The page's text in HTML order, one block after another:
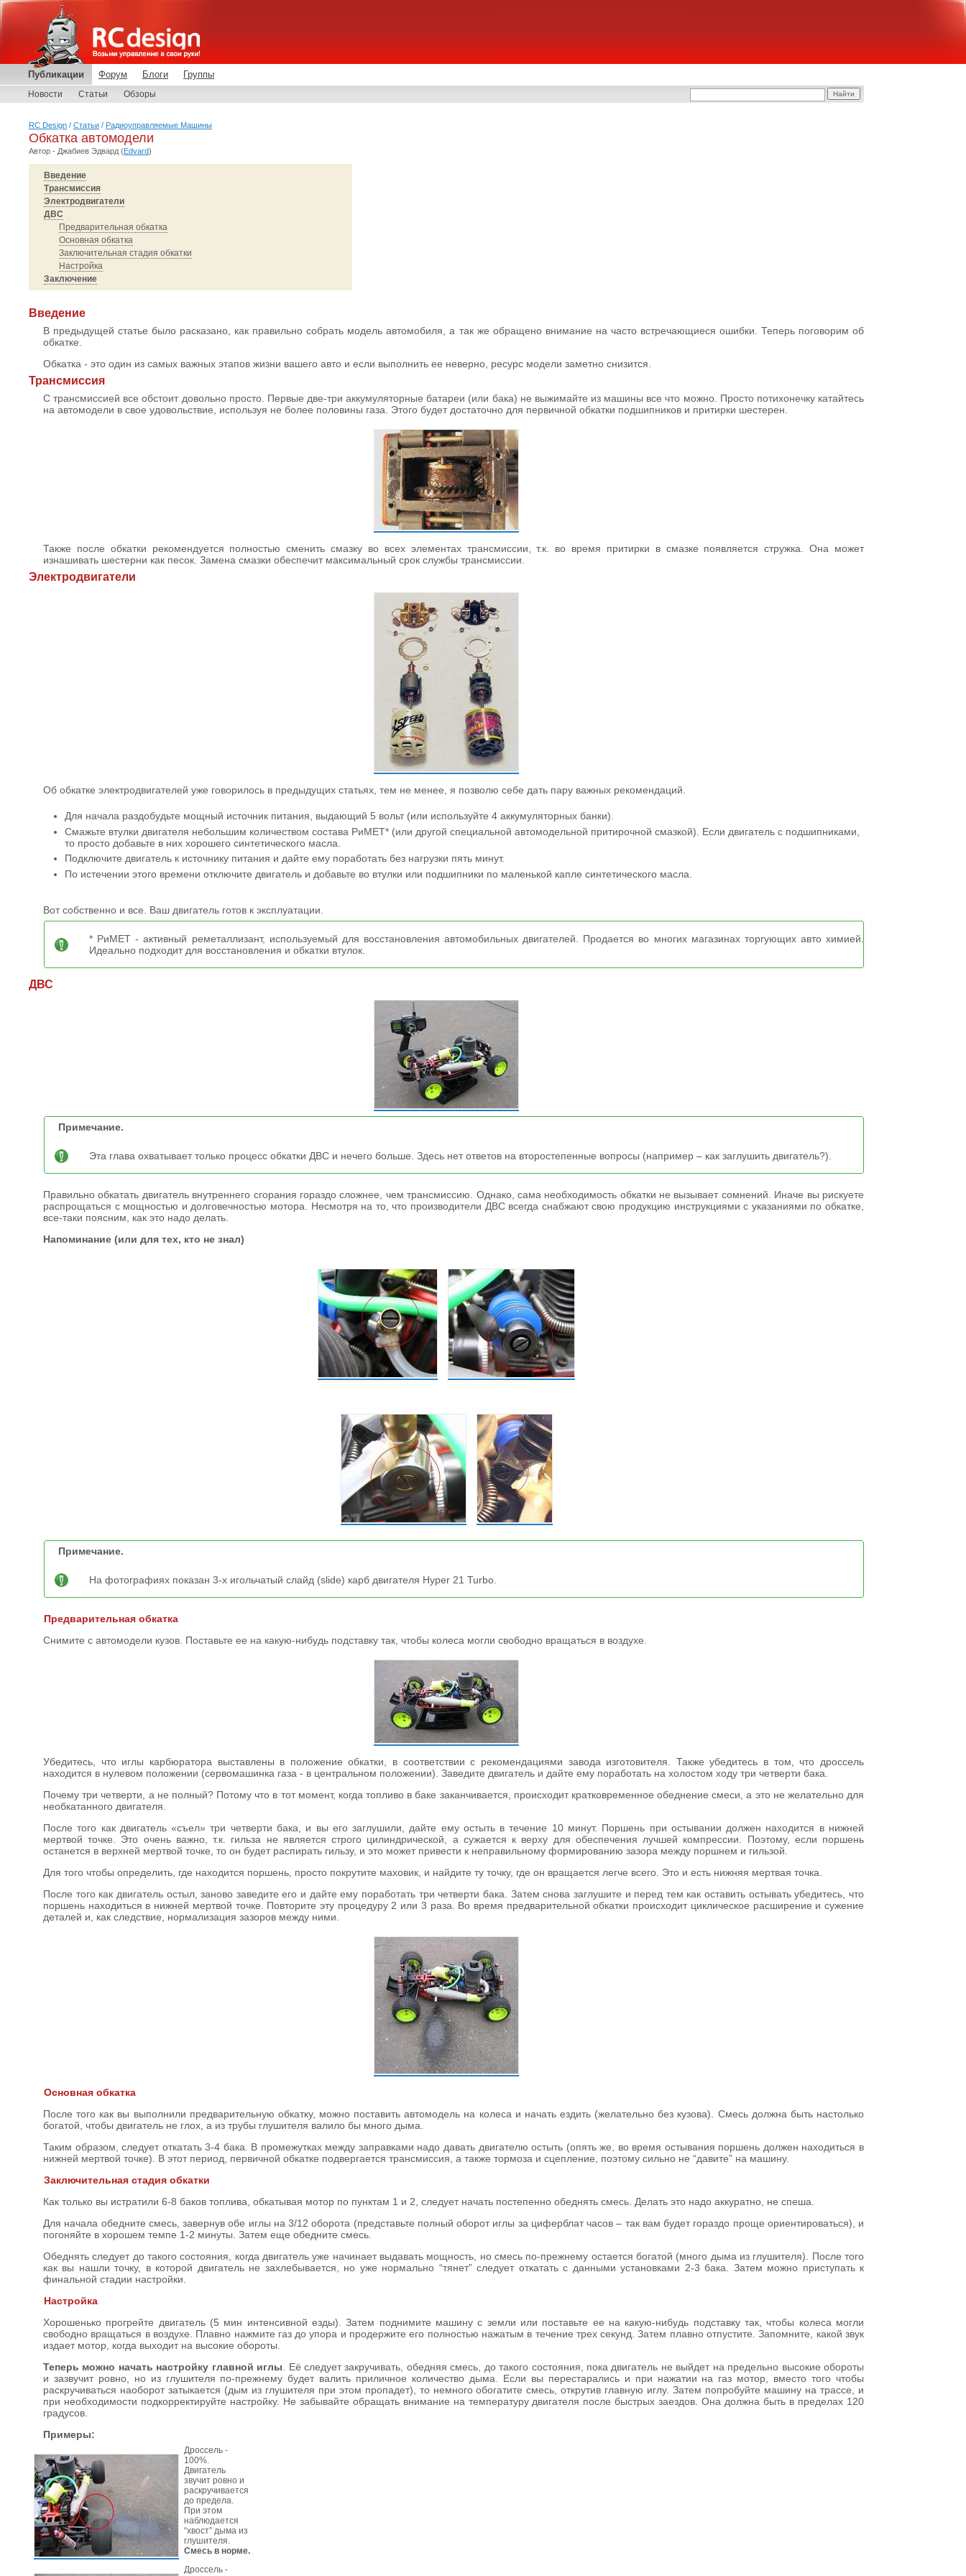
Публикации Форум Блоги Группы
Новости Статьи Обзоры
RC Design / Статьи / Радиоуправляемые Машины
Обкатка автомодели
Автор - Джабиев Эдвард (Edvard)
Введение
Трансмиссия
Электродвигатели
ДВС
Предварительная обкатка
Основная обкатка
Заключительная стадия обкатки
Настройка
Заключение
Введение
В предыдущей статье было расказано, как правильно собрать модель автомобиля, а так же обращено внимание на часто встречающиеся ошибки. Теперь поговорим об
обкатке.
Обкатка - это один из самых важных этапов жизни вашего авто и если выполнить ее неверно, ресурс модели заметно снизится.
Трансмиссия
С трансмиссией все обстоит довольно просто. Первые две-три аккумуляторные батареи (или бака) не выжимайте из машины все что можно. Просто потихонечку катайтесь
на автомодели в свое удовольствие, используя не более половины газа. Этого будет достаточно для первичной обкатки подшипников и притирки шестерен.
Также после обкатки рекомендуется полностью сменить смазку во всех элементах трансмиссии, т.к. во время притирки в смазке появляется стружка. Она может
изнашивать шестерни как песок. Замена смазки обеспечит максимальный срок службы трансмиссии.
Электродвигатели
Об обкатке электродвигателей уже говорилось в предыдущих статьях, тем не менее, я позволю себе дать пару важных рекомендаций.
Для начала раздобудьте мощный источник питания, выдающий 5 вольт (или используйте 4 аккумуляторных банки).
Смажьте втулки двигателя небольшим количеством состава РиМЕТ* (или другой специальной автомодельной притирочной смазкой). Если двигатель с подшипниками,
то просто добавьте в них хорошего синтетического масла.
Подключите двигатель к источнику питания и дайте ему поработать без нагрузки пять минут.
По истечении этого времени отключите двигатель и добавьте во втулки или подшипники по маленькой капле синтетического масла.
Вот собственно и все. Ваш двигатель готов к эксплуатации.
* РиМЕТ - активный реметаллизант, используемый для восстановления автомобильных двигателей. Продается во многих магазинах торгующих авто химией.
Идеально подходит для восстановления и обкатки втулок.
ДВС
Примечание.
Эта глава охватывает только процесс обкатки ДВС и нечего больше. Здесь нет ответов на второстепенные вопросы (например – как заглушить двигатель?).
Правильно обкатать двигатель внутреннего сгорания гораздо сложнее, чем трансмиссию. Однако, сама необходимость обкатки не вызывает сомнений. Иначе вы рискуете
распрощаться с мощностью и долговечностью мотора. Несмотря на то, что производители ДВС всегда снабжают свою продукцию инструкциями с указаниями по обкатке,
все-таки поясним, как это надо делать.
Напоминание (или для тех, кто не знал)
Примечание.
На фотографиях показан 3-х игольчатый слайд (slide) карб двигателя Hyper 21 Turbo.
Предварительная обкатка
Снимите с автомодели кузов. Поставьте ее на какую-нибудь подставку так, чтобы колеса могли свободно вращаться в воздухе.
Убедитесь, что иглы карбюратора выставлены в положение обкатки, в соответствии с рекомендациями завода изготовителя. Также убедитесь в том, что дроссель
находится в нулевом положении (сервомашинка газа - в центральном положении). Заведите двигатель и дайте ему поработать на холостом ходу три четверти бака.
Почему три четверти, а не полный? Потому что в тот момент, когда топливо в баке заканчивается, происходит кратковременное обеднение смеси, а это не желательно для
необкатанного двигателя.
После того как двигатель «съел» три четверти бака, и вы его заглушили, дайте ему остыть в течение 10 минут. Поршень при остывании должен находится в нижней
мертвой точке. Это очень важно, т.к. гильза не является строго цилиндрической, а сужается к верху для обеспечения лучшей компрессии. Поэтому, если поршень
останется в верхней мертвой точке, то он будет распирать гильзу, и это может привести к неправильному формированию зазора между поршнем и гильзой.
Для того чтобы определить, где находится поршень, просто покрутите маховик, и найдите ту точку, где он вращается легче всего. Это и есть нижняя мертвая точка.
После того как двигатель остыл, заново заведите его и дайте ему поработать три четверти бака. Затем снова заглушите и перед тем как оставить остывать убедитесь, что
поршень находиться в нижней мертвой точке. Повторите эту процедуру 2 или 3 раза. Во время предварительной обкатки происходит циклическое расширение и сужение
деталей и, как следствие, нормализация зазоров между ними.
Основная обкатка
После того как вы выполнили предварительную обкатку, можно поставить автомодель на колеса и начать ездить (желательно без кузова). Смесь должна быть настолько
богатой, чтобы двигатель не глох, а из трубы глушителя валило бы много дыма.
Таким образом, следует откатать 3-4 бака. В промежутках между заправками надо давать двигателю остыть (опять же, во время остывания поршень должен находиться в
нижней мертвой точке). В этот период, первичной обкатке подвергается трансмиссия, а также тормоза и сцепление, поэтому сильно не “давите” на машину.
Заключительная стадия обкатки
Как только вы истратили 6-8 баков топлива, обкатывая мотор по пунктам 1 и 2, следует начать постепенно обеднять смесь. Делать это надо аккуратно, не спеша.
Для начала обедните смесь, завернув обе иглы на 3/12 оборота (представьте полный оборот иглы за циферблат часов – так вам будет гораздо проще ориентироваться), и
погоняйте в хорошем темпе 1-2 минуты. Затем еще обедните смесь.
Обеднять следует до такого состояния, когда двигатель уже начинает выдавать мощность, но смесь по-прежнему остается богатой (много дыма из глушителя). После того
как вы нашли точку, в которой двигатель не захлебывается, но уже нормально “тянет” следует откатать с данными установками 2-3 бака. Затем можно приступать к
финальной стадии настройки.
Настройка
Хорошенько прогрейте двигатель (5 мин интенсивной езды). Затем поднимите машину с земли или поставьте ее на какую-нибудь подставку так, чтобы колеса могли
свободно вращаться в воздухе. Плавно нажмите газ до упора и продержите его полностью нажатым в течение трех секунд. Затем плавно отпустите. Запомните, какой звук
издает мотор, когда выходит на высокие обороты.
Теперь можно начать настройку главной иглы . Её следует закручивать, обедняя смесь, до такого состояния, пока двигатель не выйдет на предельно высокие обороты
и зазвучит ровно, но из глушителя по-прежнему будет валить приличное количество дыма. Если вы перестарались и при нажатии на газ мотор, вместо того чтобы
раскручиваться наоборот затыкается (дым из глушителя при этом пропадет), то немного обогатите смесь, открутив главную иглу. Затем попробуйте машину на трассе, и
при необходимости подкорректируйте настройку. Не забывайте обращать внимание на температуру двигателя после быстрых заездов. Она должна быть в пределах 120
градусов.
Примеры:
Дроссель -
100%.
Двигатель
звучит ровно и
раскручивается
до предела.
При этом
наблюдается
“хвост” дыма из
глушителя.
Смесь в норме.
Дроссель -